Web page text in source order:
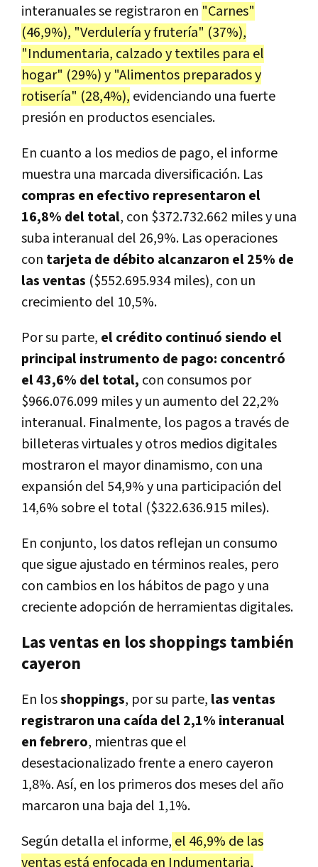
interanuales se registraron en "Carnes"
(46,9%), "Verdulería y frutería" (37%),
"Indumentaria, calzado y textiles para el
hogar" (29%) y "Alimentos preparados y
rotisería" (28,4%), evidenciando una fuerte
presión en productos esenciales.
En cuanto a los medios de pago, el informe
muestra una marcada diversificación. Las
compras en efectivo representaron el
16,8% del total, con $372.732.662 miles y una
suba interanual del 26,9%. Las operaciones
con tarjeta de débito alcanzaron el 25% de
las ventas ($552.695.934 miles), con un
crecimiento del 10,5%.
Por su parte, el crédito continuó siendo el
principal instrumento de pago: concentró
el 43,6% del total, con consumos por
$966.076.099 miles y un aumento del 22,2%
interanual. Finalmente, los pagos a través de
billeteras virtuales y otros medios digitales
mostraron el mayor dinamismo, con una
expansión del 54,9% y una participación del
14,6% sobre el total ($322.636.915 miles).
En conjunto, los datos reflejan un consumo
que sigue ajustado en términos reales, pero
con cambios en los hábitos de pago y una
creciente adopción de herramientas digitales.
Las ventas en los shoppings también
cayeron
En losshoppings, por su parte, las ventas
registraron una caída del 2,1% interanual
en febrero, mientras que el
desestacionalizado frente a enero cayeron
1,8%. Así, en los primeros dos meses del año
marcaron una baja del 1,1%.
Según detalla el informe, el 46,9% de las
ventas está enfocada en Indumentaria,